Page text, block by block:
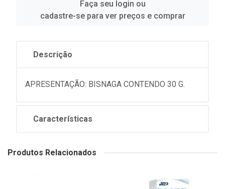
Faça seu login ou
cadastre-se para ver preços e comprar
Descrição
APRESENTAÇÃO: BISNAGA CONTENDO 30 G.
Características
Produtos Relacionados